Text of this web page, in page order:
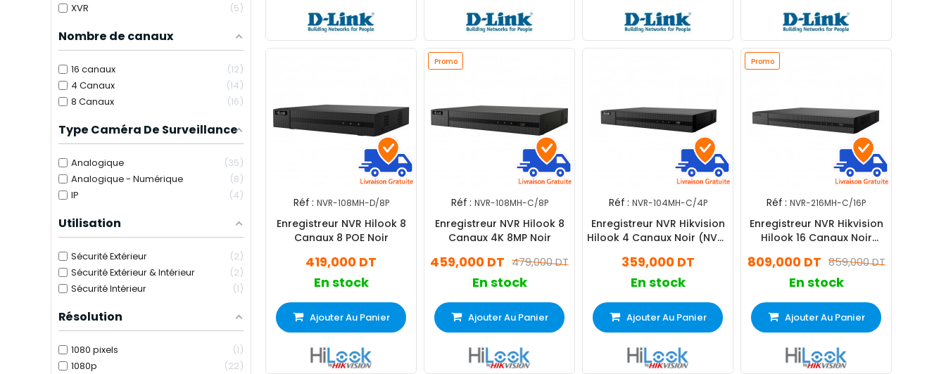
XVR
5
Nombre de canaux
16 canaux
12
4 Canaux
14
8 Canaux
16
Type Caméra De Surveillance
Analogique
35
Analogique - Numérique
8
IP
4
Utilisation
Sécurité Extérieur
2
Sécurité Extérieur & Intérieur
2
Sécurité Intérieur
1
Résolution
1080 pixels
1
1080p
22
Réf : NVR-108MH-D/8P
Enregistreur NVR Hilook 8
Canaux 8 POE Noir
419,000 DT
En stock
Ajouter Au Panier
Promo
Réf : NVR-108MH-C/8P
Enregistreur NVR Hilook 8
Canaux 4K 8MP Noir
479,000 DT
459,000 DT
En stock
Ajouter Au Panier
Réf : NVR-104MH-C/4P
Enregistreur NVR Hikvision
Hilook 4 Canaux Noir (NVR-
359,000 DT
En stock
Ajouter Au Panier
Promo
Réf : NVR-216MH-C/16P
Enregistreur NVR Hikvision
Hilook 16 Canaux Noir
859,000 DT
809,000 DT
En stock
Ajouter Au Panier